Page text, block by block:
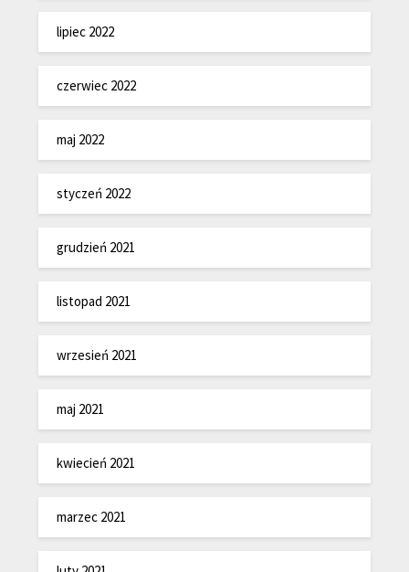
lipiec 2022
czerwiec 2022
maj 2022
styczeń 2022
grudzień 2021
listopad 2021
wrzesień 2021
maj 2021
kwiecień 2021
marzec 2021